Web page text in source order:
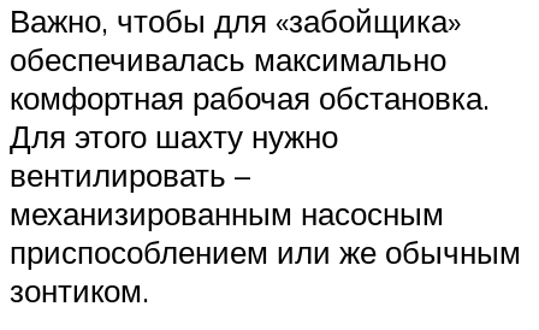
Важно, чтобы для «забойщика»
обеспечивалась максимально
комфортная рабочая обстановка.
Для этого шахту нужно
вентилировать –
механизированным насосным
приспособлением или же обычным
зонтиком.